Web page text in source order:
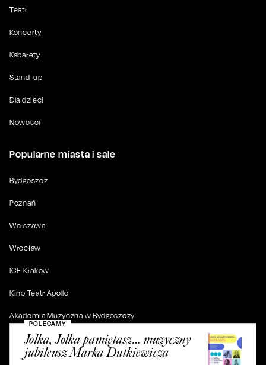
POLECAMY
Jolka, Jolka pamiętasz… muzyczny
jubileusz Marka Dutkiewicza
Teatr
Koncerty
Kabarety
Stand-up
Dla dzieci
Nowości
Popularne miasta i sale
Bydgoszcz
Poznań
Warszawa
Wrocław
ICE Kraków
Kino Teatr Apollo
Akademia Muzyczna w Bydgoszczy